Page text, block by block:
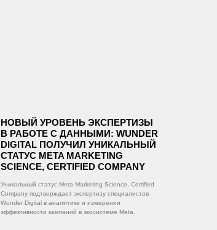
НОВЫЙ УРОВЕНЬ ЭКСПЕРТИЗЫ
В РАБОТЕ С ДАННЫМИ: WUNDER
DIGITAL ПОЛУЧИЛ УНИКАЛЬНЫЙ
СТАТУС META MARKETING
SCIENCE, CERTIFIED COMPANY
Уникальный статус Meta Marketing Science, Certified
Company подтверждает экспертизу специалистов
Wunder Digital в аналитике и измерении
эффективности кампаний в экосистеме Meta.